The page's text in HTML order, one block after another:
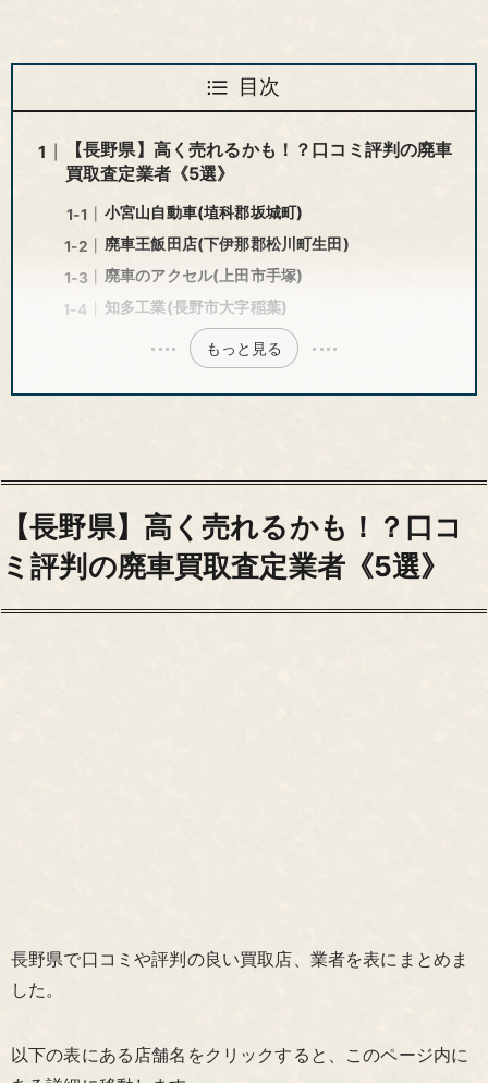
目次
【長野県】高く売れるかも！？口コミ評判の廃車
買取査定業者《5選》
小宮山自動車(埴科郡坂城町)
廃車王飯田店(下伊那郡松川町生田)
廃車のアクセル(上田市手塚)
知多工業(長野市大字稲葉)
もっと見る
【長野県】高く売れるかも！？口コ
ミ評判の廃車買取査定業者《5選》
長野県で口コミや評判の良い買取店、業者を表にまとめま
した。
以下の表にある店舗名をクリックすると、このページ内に